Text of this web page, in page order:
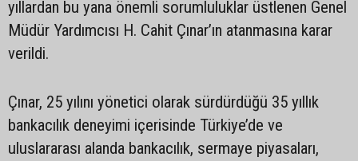
yıllardan bu yana önemli sorumluluklar üstlenen Genel
Müdür Yardımcısı H. Cahit Çınar’ın atanmasına karar
verildi.
Çınar, 25 yılını yönetici olarak sürdürdüğü 35 yıllık
bankacılık deneyimi içerisinde Türkiye’de ve
uluslararası alanda bankacılık, sermaye piyasaları,